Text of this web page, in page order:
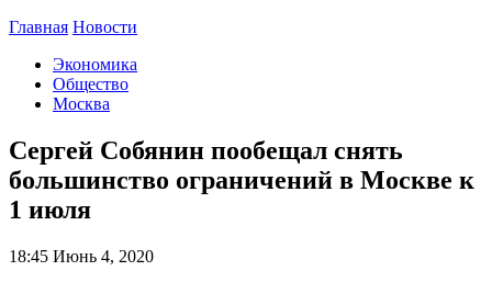
Главная Новости
Экономика
Общество
Москва
Сергей Собянин пообещал снять
большинство ограничений в Москве к
1 июля
18:45 Июнь 4, 2020